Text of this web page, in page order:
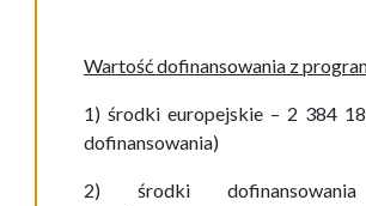
Wartość dofinansowania z
1) środki europejskie – 2 384
dofinansowania)
2) środki